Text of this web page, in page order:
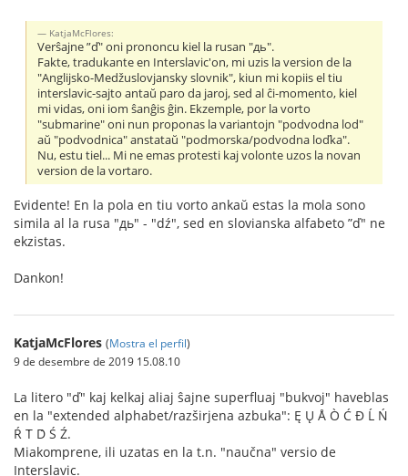
KatjaMcFlores:
Verŝajne ”ď" oni prononcu kiel la rusan "дь".
Fakte, tradukante en Interslavic'on, mi uzis la version de la
"Anglijsko-Medžuslovjansky slovnik", kiun mi kopiis el tiu
interslavic-sajto antaŭ paro da jaroj, sed al ĉi-momento, kiel
mi vidas, oni iom ŝanĝis ĝin. Ekzemple, por la vorto
"submarine" oni nun proponas la variantojn "podvodna lod"
aŭ "podvodnica" anstataŭ "podmorska/podvodna loďka".
Nu, estu tiel... Mi ne emas protesti kaj volonte uzos la novan
version de la vortaro.
Evidente! En la pola en tiu vorto ankaŭ estas la mola sono
simila al la rusa "дь" - "dź", sed en slovianska alfabeto ”ď" ne
ekzistas.
Dankon!
KatjaMcFlores (Mostra el perfil)
9 de desembre de 2019 15.08.10
La litero "ď" kaj kelkaj aliaj ŝajne superfluaj "bukvoj" haveblas
en la "extended alphabet/razširjena azbuka": Ę Ų Å Ò Ć Đ Ĺ Ń
Ŕ T́ D́ Ś Ź.
Miakomprene, ili uzatas en la t.n. "naučna" versio de
Interslavic.